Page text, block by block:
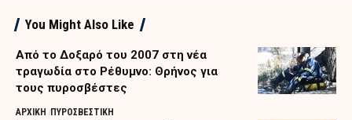
You Might Also Like
Από το Δοξαρό του 2007 στη νέα
τραγωδία στο Ρέθυμνο: Θρήνος για
τους πυροσβέστες
ΑΡΧΙΚΗ ΠΥΡΟΣΒΕΣΤΙΚΗ